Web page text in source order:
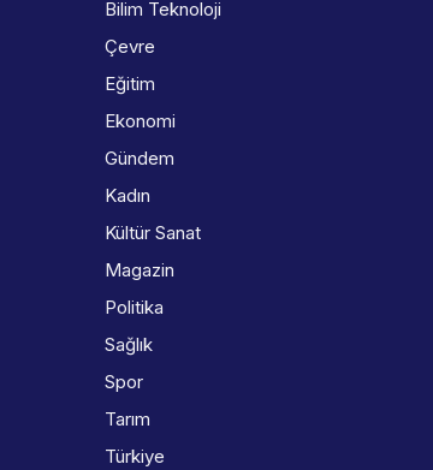
Bilim Teknoloji
Çevre
Eğitim
Ekonomi
Gündem
Kadın
Kültür Sanat
Magazin
Politika
Sağlık
Spor
Tarım
Türkiye